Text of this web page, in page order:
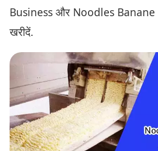
Business और Noodles
खरीदें.